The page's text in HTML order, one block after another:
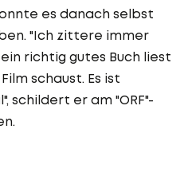
es danach selbst
"Ich zittere immer
richtig gutes Buch liest
schaust. Es ist
schildert er am "ORF"-